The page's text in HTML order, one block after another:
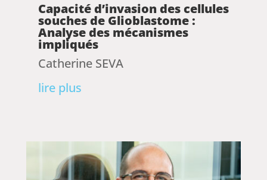
Capacité d’invasion des cellules
souches de Glioblastome :
Analyse des mécanismes
impliqués
Catherine SEVA
lire plus